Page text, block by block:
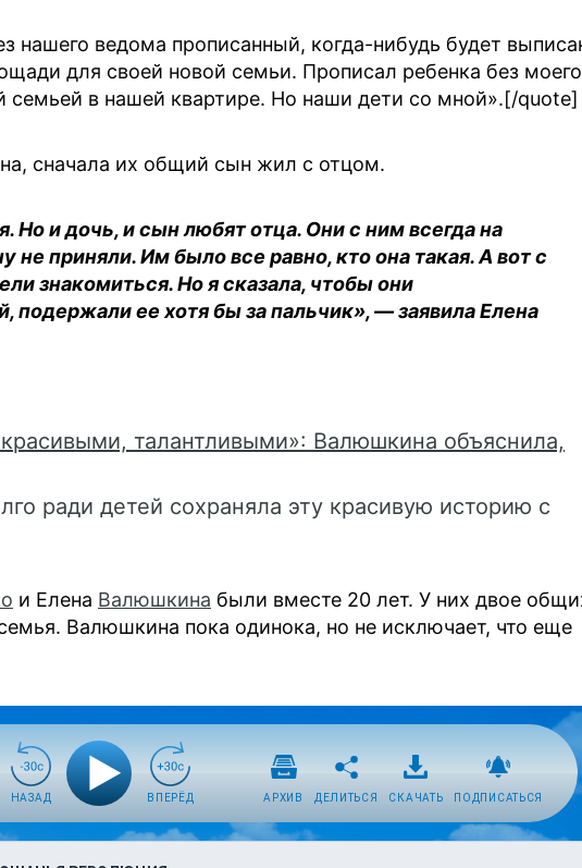
нашего ведома прописанный, когда-нибудь будет
для своей новой семьи. Прописал ребенка без моего
семьей в нашей квартире. Но наши дети со мной».[/quote]
сначала их общий сын жил с отцом.
Но и дочь, и сын любят отца. Они с ним всегда на
не приняли. Им было все равно, кто она такая. А вот с
знакомиться. Но я сказала, чтобы они
подержали ее хотя бы за пальчик», — заявила Елена
талантливыми»: Валюшкина объяснила,
ради детей сохраняла эту красивую историю с
и Елена Валюшкина были вместе 20 лет. У них двое
Валюшкина пока одинока, но не исключает, что еще